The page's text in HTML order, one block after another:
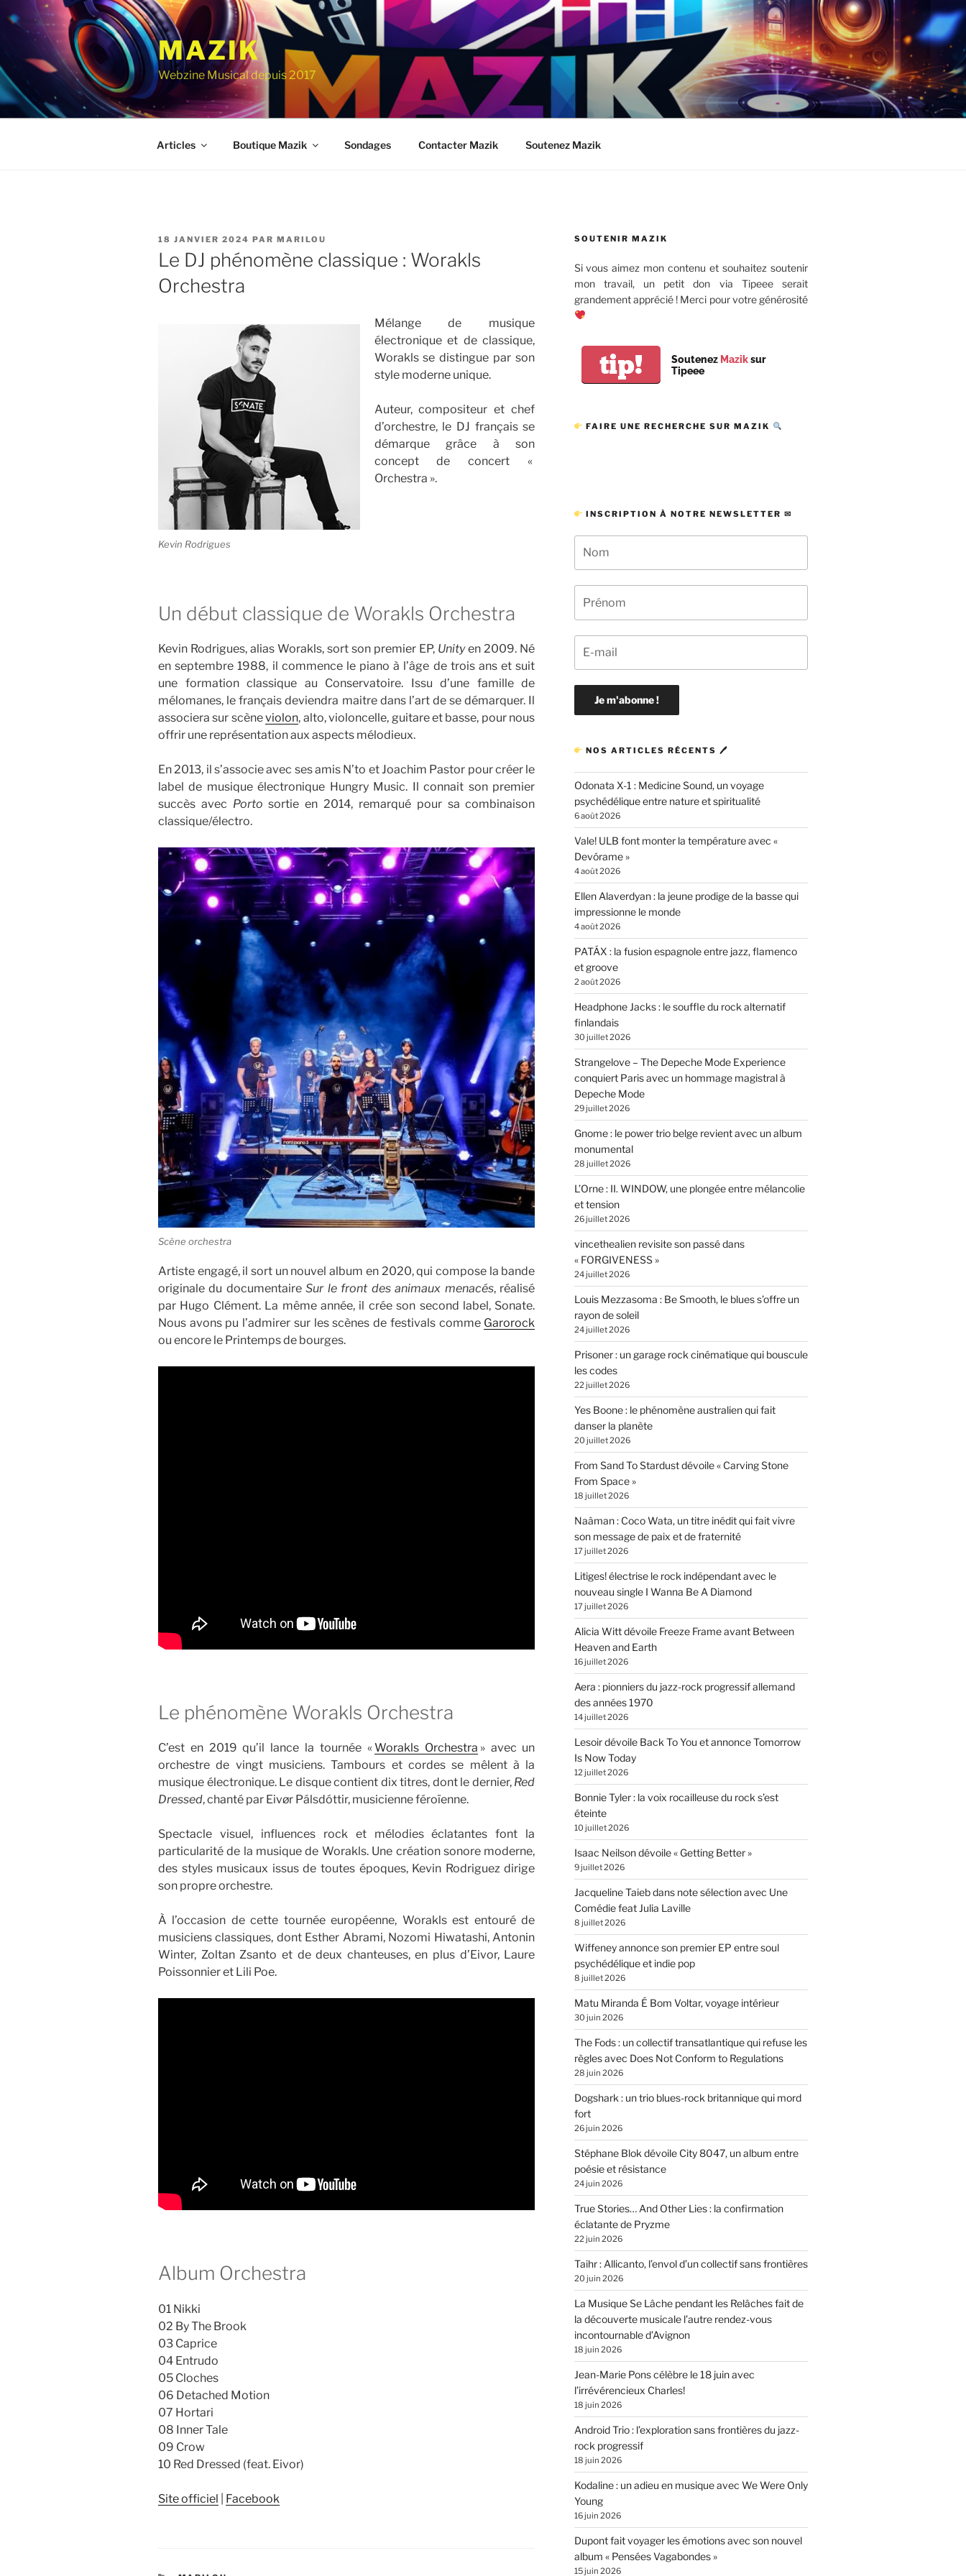
au
contenu
principal
MAZIK
Webzine Musical depuis 2017
Articles Boutique Mazik Sondages Contacter Mazik Soutenez Mazik
PUBLIÉ
LE
18 JANVIER 2024 PAR MARILOU
Le DJ phénomène classique : Worakls
Orchestra
Kevin Rodrigues
Mélange de musique
électronique et de classique,
Worakls se distingue par son
style moderne unique.
Auteur, compositeur et chef
d’orchestre, le DJ français se
démarque grâce à son
concept de concert «
Orchestra ».
Un début classique de Worakls Orchestra
Kevin Rodrigues, alias Worakls, sort son premier EP, Unityen 2009. Né
en septembre 1988, il commence le piano à l’âge de trois ans et suit
une formation classique au Conservatoire. Issu d’une famille de
mélomanes, le français deviendra maitre dans l’art de se démarquer. Il
associera sur scèneviolon, alto, violoncelle, guitare et basse, pour nous
offrir une représentation aux aspects mélodieux.
En 2013, il s’associe avec ses amis N’to et Joachim Pastor pour créer le
label de musique électronique Hungry Music. Il connait son premier
succès avec Porto sortie en 2014, remarqué pour sa combinaison
classique/électro.
Scène orchestra
Artiste engagé, il sort un nouvel album en 2020, qui compose la bande
originale du documentaireSur le front des animaux menacés, réalisé
par Hugo Clément. La même année, il crée son second label, Sonate.
Nous avons pu l’admirer sur les scènes de festivals comme Garorock
ou encore le Printemps de bourges.
Le phénomène Worakls Orchestra
C’est en 2019 qu’il lance la tournée «Worakls Orchestra » avec un
orchestre de vingt musiciens. Tambours et cordes se mêlent à la
musique électronique. Le disque contient dix titres, dont le dernier, Red
Dressed, chanté par Eivør Pálsdóttir, musicienne féroïenne.
Spectacle visuel, influences rock et mélodies éclatantes font la
particularité de la musique de Worakls. Une création sonore moderne,
des styles musicaux issus de toutes époques, Kevin Rodriguez dirige
son propre orchestre.
À l’occasion de cette tournée européenne, Worakls est entouré de
musiciens classiques, dont Esther Abrami, Nozomi Hiwatashi, Antonin
Winter, Zoltan Zsanto et de deux chanteuses, en plus d’Eivor, Laure
Poissonnier et Lili Poe.
Album Orchestra
01 Nikki
02 By The Brook
03 Caprice
04 Entrudo
05 Cloches
06 Detached Motion
07 Hortari
08 Inner Tale
09 Crow
10 Red Dressed (feat. Eivor)
Site officiel Facebook
SOUTENIR MAZIK
Si vous aimez mon contenu et souhaitez soutenir
mon travail, un petit don via Tipeee serait
grandement apprécié ! Merci pour votre générosité
tip! Soutenez Maziksur
Tipeee
FAIRE UNE RECHERCHE SUR MAZIK
INSCRIPTION À NOTRE NEWSLETTER ✉
NOS ARTICLES RÉCENTS 🖊
Odonata X-1 : Medicine Sound, un voyage
psychédélique entre nature et spiritualité
6 août 2026
Vale! ULB font monter la température avec «
Devórame »
4 août 2026
Ellen Alaverdyan : la jeune prodige de la basse qui
impressionne le monde
4 août 2026
PATÁX : la fusion espagnole entre jazz, flamenco
et groove
2 août 2026
Headphone Jacks : le souffle du rock alternatif
finlandais
30 juillet 2026
Strangelove – The Depeche Mode Experience
conquiert Paris avec un hommage magistral à
Depeche Mode
29 juillet 2026
Gnome : le power trio belge revient avec un album
monumental
28 juillet 2026
L’Orne : II. WINDOW, une plongée entre mélancolie
et tension
26 juillet 2026
vincethealien revisite son passé dans
« FORGIVENESS »
24 juillet 2026
Louis Mezzasoma : Be Smooth, le blues s’offre un
rayon de soleil
24 juillet 2026
Prisoner : un garage rock cinématique qui bouscule
les codes
22 juillet 2026
Yes Boone : le phénomène australien qui fait
danser la planète
20 juillet 2026
From Sand To Stardust dévoile « Carving Stone
From Space »
18 juillet 2026
Naâman : Coco Wata, un titre inédit qui fait vivre
son message de paix et de fraternité
17 juillet 2026
Litiges! électrise le rock indépendant avec le
nouveau single I Wanna Be A Diamond
17 juillet 2026
Alicia Witt dévoile Freeze Frame avant Between
Heaven and Earth
16 juillet 2026
Aera : pionniers du jazz-rock progressif allemand
des années 1970
14 juillet 2026
Lesoir dévoile Back To You et annonce Tomorrow
Is Now Today
12 juillet 2026
Bonnie Tyler : la voix rocailleuse du rock s’est
éteinte
10 juillet 2026
Isaac Neilson dévoile « Getting Better »
9 juillet 2026
Jacqueline Taieb dans note sélection avec Une
Comédie feat Julia Laville
8 juillet 2026
Wiffeney annonce son premier EP entre soul
psychédélique et indie pop
8 juillet 2026
Matu Miranda É Bom Voltar, voyage intérieur
30 juin 2026
The Fods : un collectif transatlantique qui refuse les
règles avec Does Not Conform to Regulations
28 juin 2026
Dogshark : un trio blues-rock britannique qui mord
fort
26 juin 2026
Stéphane Blok dévoile City 8047, un album entre
poésie et résistance
24 juin 2026
True Stories… And Other Lies : la confirmation
éclatante de Pryzme
22 juin 2026
Taihr : Allicanto, l’envol d’un collectif sans frontières
20 juin 2026
La Musique Se Lâche pendant les Relâches fait de
la découverte musicale l’autre rendez-vous
incontournable d’Avignon
18 juin 2026
Jean-Marie Pons célèbre le 18 juin avec
l’irrévérencieux Charles!
18 juin 2026
Android Trio : l’exploration sans frontières du jazz-
rock progressif
18 juin 2026
Kodaline : un adieu en musique avec We Were Only
Young
16 juin 2026
Dupont fait voyager les émotions avec son nouvel
album « Pensées Vagabondes »
15 juin 2026